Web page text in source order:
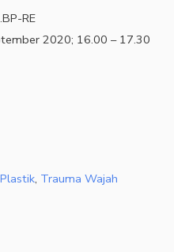
RE
2020; 16.00 – 17.30
Plastik, Trauma Wajah